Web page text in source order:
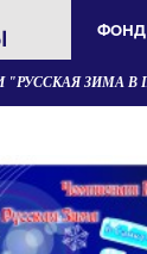
ФОНД
ЗИМА В